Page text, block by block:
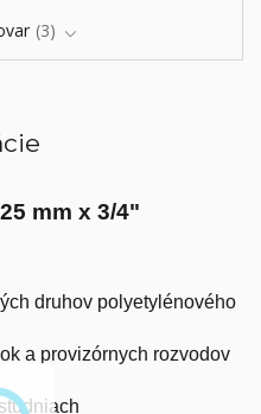
3
mm x 3/4"
druhov polyetylénového
a provizórnych rozvodov